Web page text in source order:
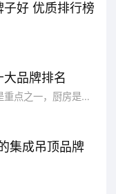
好 优质排行榜
大品牌排名
现在家居装修厨房是重点之一，厨房是烹饪解决我们饮食的地方，每个家庭主妇都希望厨房装修的漂漂亮亮比较舒适的，这样她才能比较方便的...
集成吊顶品牌